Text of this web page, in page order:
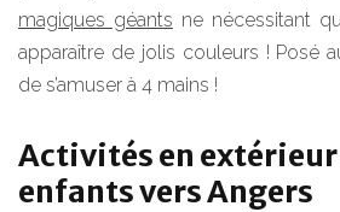
magiques géants ne nécessitant
apparaître de jolis couleurs ! Posé
de s’amuser à 4 mains !
Activités en extérieur
enfants vers Angers